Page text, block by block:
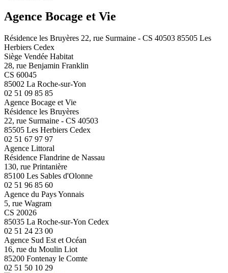
Agence Bocage et Vie
Résidence les Bruyères 22, rue Surmaine - CS 40503 85505 Les
Herbiers Cedex
Siège Vendée Habitat
28, rue Benjamin Franklin
CS 60045
85002 La Roche-sur-Yon
02 51 09 85 85
Agence Bocage et Vie
Résidence les Bruyères
22, rue Surmaine - CS 40503
85505 Les Herbiers Cedex
02 51 67 97 97
Agence Littoral
Résidence Flandrine de Nassau
130, rue Printanière
85100 Les Sables d'Olonne
02 51 96 85 60
Agence du Pays Yonnais
5, rue Wagram
CS 20026
85035 La Roche-sur-Yon Cedex
02 51 24 23 00
Agence Sud Est et Océan
16, rue du Moulin Liot
85200 Fontenay le Comte
02 51 50 10 29